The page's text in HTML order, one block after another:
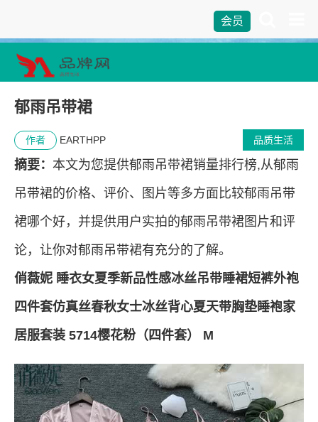
会员
郁雨吊带裙
品质生活
作者 EARTHPP
摘要： 本文为您提供郁雨吊带裙销量排行榜,从郁雨
吊带裙的价格、评价、图片等多方面比较郁雨吊带
裙哪个好，并提供用户实拍的郁雨吊带裙图片和评
论，让你对郁雨吊带裙有充分的了解。
俏薇妮 睡衣女夏季新品性感冰丝吊带睡裙短裤外袍
四件套仿真丝春秋女士冰丝背心夏天带胸垫睡袍家
居服套装 5714樱花粉（四件套） M